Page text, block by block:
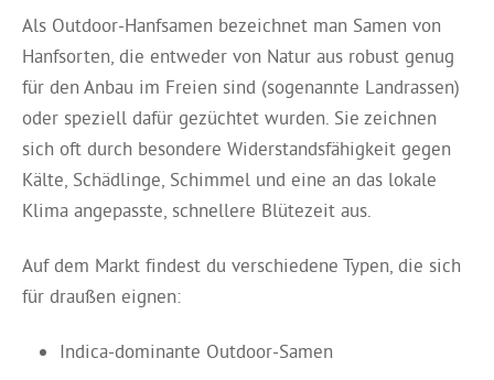
Als Outdoor-Hanfsamen bezeichnet man Samen von
Hanfsorten, die entweder von Natur aus robust genug
für den Anbau im Freien sind (sogenannte Landrassen)
oder speziell dafür gezüchtet wurden. Sie zeichnen
sich oft durch besondere Widerstandsfähigkeit gegen
Kälte, Schädlinge, Schimmel und eine an das lokale
Klima angepasste, schnellere Blütezeit aus.
Auf dem Markt findest du verschiedene Typen, die sich
für draußen eignen:
Indica-dominante Outdoor-Samen